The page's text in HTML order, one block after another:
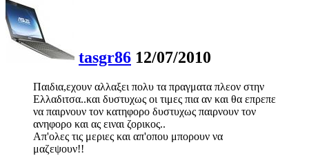
tasgr86 12/07/2010
Παιδια,εχουν αλλαξει πολυ τα πραγματα πλεον στην
Ελλαδιτσα..και δυστυχως οι τιμες πια αν και θα επρεπε
να παιρνουν τον κατηφορο δυστυχως παιρνουν τον
ανηφορο και ας ειναι ζορικος..
Απ'ολες τις μεριες και απ'οπου μπορουν να
μαζεψουν!!